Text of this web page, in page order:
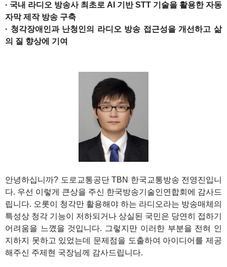
· 국내 라디오 방송사 최초로 AI 기반 STT 기술을 활용한 자동
자막 제작 방송 구축
· 청각장애인과 난청인의 라디오 방송 접근성을 개선하고 삶
의 질 향상에 기여
안녕하십니까? 도로교통공단 TBN 한국교통방송 전영진입니
다. 우선 이렇게 큰상을 주신 한국방송기술인연합회에 감사드
립니다. 오롯이 청각만 활용해야 하는 라디오라는 방송매체의
특성상 청각 기능이 저하되거나 상실된 국민은 당연히 접하기
어려움을 느꼈을 것입니다. 그렇지만 이러한 부분을 전혀 인
지하지 못하고 있었는데 문제점을 도출하여 아이디어를 제공
해주신 주제현 국장님께 감사드립니다.